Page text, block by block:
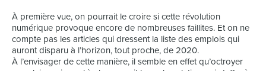
À première vue, on pourrait le croire si cette révolution
numérique provoque encore de nombreuses faillites. Et on ne
compte pas les articles qui dressent la liste des emplois qui
auront disparu à l’horizon, tout proche, de 2020.
À l’envisager de cette manière, il semble en effet qu’octroyer